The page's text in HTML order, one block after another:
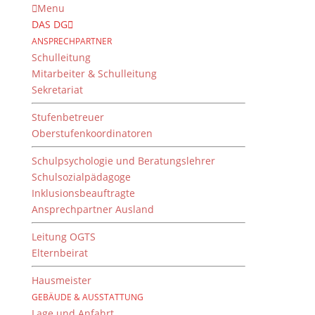
Menu
DAS DG
ANSPRECHPARTNER
Schulleitung
Mitarbeiter & Schulleitung
Sekretariat
Stufenbetreuer
Oberstufenkoordinatoren
Schulpsychologie und Beratungslehrer
Schulsozialpädagoge
Inklusionsbeauftragte
Ansprechpartner Ausland
Leitung OGTS
Elternbeirat
Hausmeister
GEBÄUDE & AUSSTATTUNG
Probenfahrt der
Ensembles
vonDientzenhofer-Gymnasium|11. April 2018